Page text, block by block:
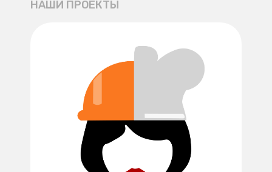
НАШИ ПРОЕКТЫ